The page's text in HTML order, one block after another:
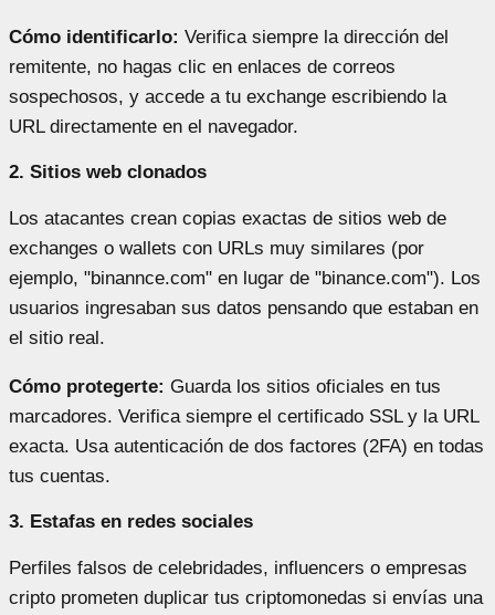
Cómo identificarlo: Verifica siempre la dirección del
remitente, no hagas clic en enlaces de correos
sospechosos, y accede a tu exchange escribiendo la
URL directamente en el navegador.
2. Sitios web clonados
Los atacantes crean copias exactas de sitios web de
exchanges o wallets con URLs muy similares (por
ejemplo, "binannce.com" en lugar de "binance.com"). Los
usuarios ingresaban sus datos pensando que estaban en
el sitio real.
Cómo protegerte: Guarda los sitios oficiales en tus
marcadores. Verifica siempre el certificado SSL y la URL
exacta. Usa autenticación de dos factores (2FA) en todas
tus cuentas.
3. Estafas en redes sociales
Perfiles falsos de celebridades, influencers o empresas
cripto prometen duplicar tus criptomonedas si envías una